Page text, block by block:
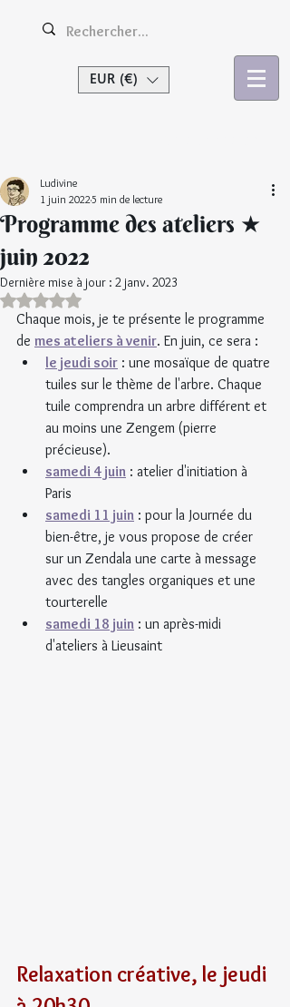
EUR (€)
Programme des ateliers ★
juin 2022
Ludivine
1 juin 20225 min de lecture
Dernière mise à jour : 2 janv. 2023
Noté NaN étoiles sur 5.
Chaque mois, je te présente le programme
de mes ateliers à venir. En juin, ce sera :
le jeudi soir : une mosaïque de quatre
tuiles sur le thème de l'arbre. Chaque
tuile comprendra un arbre différent et
au moins une Zengem (pierre
précieuse).
samedi 4 juin : atelier d'initiation à
Paris
samedi 11 juin : pour la Journée du
bien-être, je vous propose de créer
sur un Zendala une carte à message
avec des tangles organiques et une
tourterelle
samedi 18 juin : un après-midi
d'ateliers à Lieusaint
Relaxation créative, le jeudi